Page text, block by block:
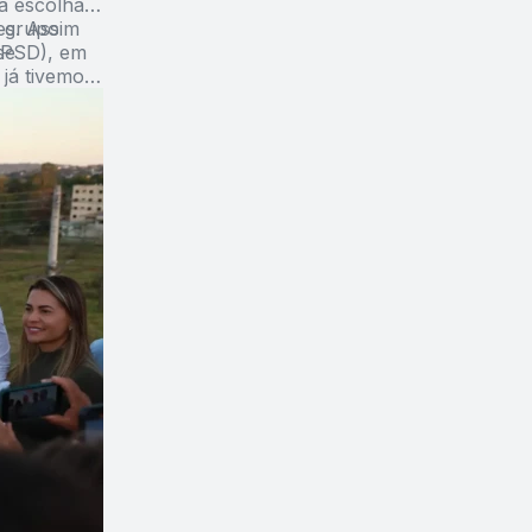
escolha
grupo
em
Assim
tivemos,